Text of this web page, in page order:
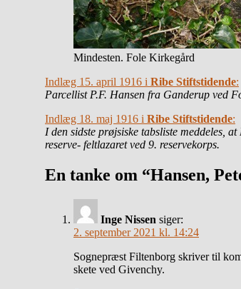
Mindesten. Fole Kirkegård
Indlæg 15. april 1916 i Ribe Stiftstidende:
Parcellist P.F. Hansen fra Ganderup ved
Indlæg 18. maj 1916 i Ribe Stiftstidende:
I den sidste prøjsiske tabsliste meddeles,
reserve- feltlazaret ved 9. reservekorps.
En tanke om “Hansen,
Inge Nissen siger:
2. september 2021 kl. 14:24
Sognepræst Filtenborg skriver til
skete ved Givenchy.